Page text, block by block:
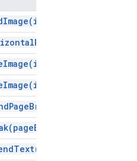
Image(image)
Rule(
Image(image)
Image(image)
PageBreak(
pageBreak)
Text(